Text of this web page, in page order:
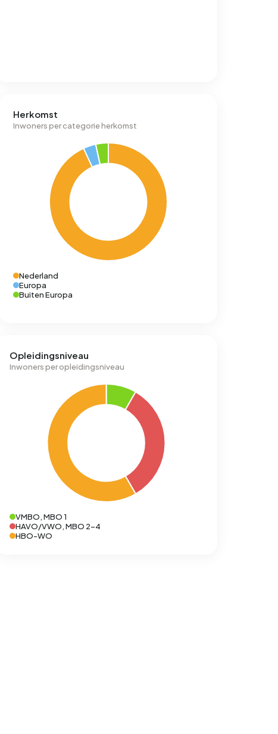
Herkomst
Inwoners per categorie herkomst
Nederland
Europa
Buiten Europa
Opleidingsniveau
Inwoners per opleidingsniveau
VMBO, MBO 1
HAVO/VWO, MBO 2-4
HBO-WO